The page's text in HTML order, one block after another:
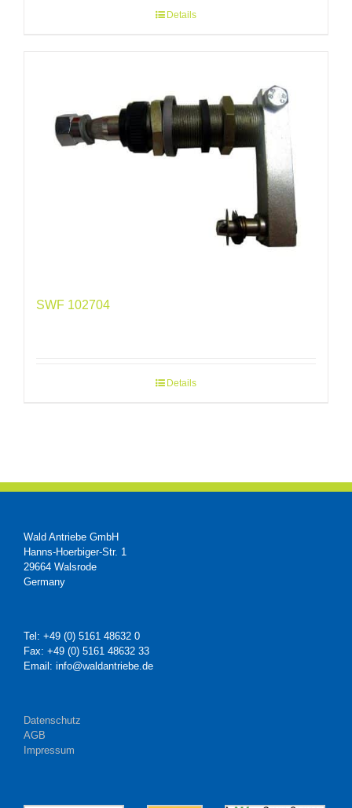
Details
SWF 102704
Details
Wald Antriebe GmbH
Hanns-Hoerbiger-Str. 1
29664 Walsrode
Germany
Tel: +49 (0) 5161 48632 0
Fax: +49 (0) 5161 48632 33
Email: info@waldantriebe.de
Datenschutz
AGB
Impressum